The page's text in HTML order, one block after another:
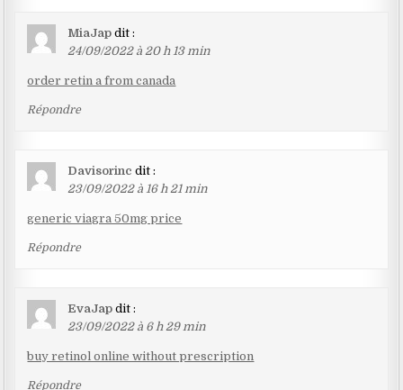
MiaJap dit :
24/09/2022 à 20 h 13 min
order retin a from canada
Répondre
Davisorinc dit :
23/09/2022 à 16 h 21 min
generic viagra 50mg price
Répondre
EvaJap dit :
23/09/2022 à 6 h 29 min
buy retinol online without prescription
Répondre